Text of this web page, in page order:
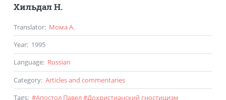
Хильдал Н.
Translator: Мома А.
Year: 1995
Language: Russian
Category: Articles and commentaries
Tags: #Апостол Павел#Дохристианский гностицизм